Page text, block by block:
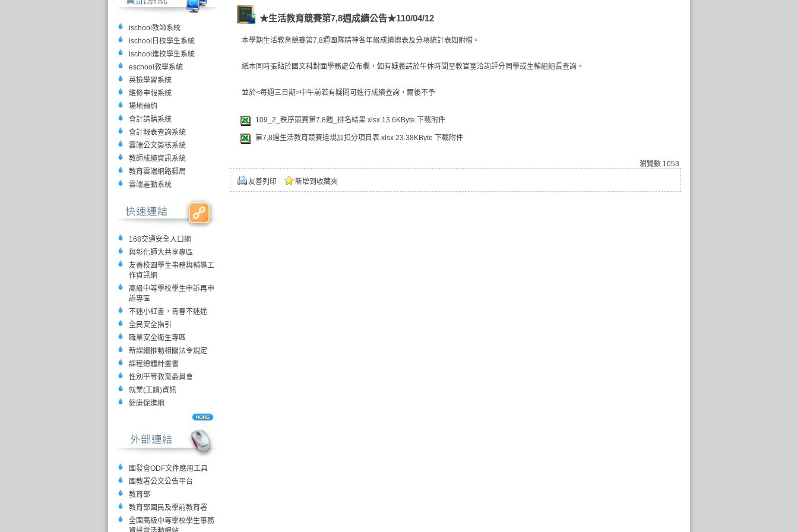
ischool教師系統
ischool日校學生系統
ischool進校學生系統
eschool教學系統
英檢學習系統
維修申報系統
場地預約
會計請購系統
會計報表查詢系統
雲端公文簽核系統
教師成績資訊系統
教育雲端網路郵局
雲端差勤系統
168交通安全入口網
與彰化師大共享專區
友善校園學生事務與輔導工
作資訊網
高級中等學校學生申訴再申
訴專區
不迷小紅書，青春不迷途
全民安全指引
職業安全衛生專區
新課綱推動相關法令規定
課程總體計畫書
性別平等教育委員會
就業(工讀)資訊
健康促進網
國發會ODF文件應用工具
國教署公文公告平台
教育部
教育部國民及學前教育署
全國高級中等學校學生事務
★生活教育競賽第7,8週成績公告★110/04/12
本學期生活教育競賽第7,8週團隊精神各年級成績總表及分項統計表如附檔。
紙本同時張貼於國文科對面學務處公布欄，如有疑義請於午休時間至教官室洽詢評分同學或生輔組組長查詢。
並於<每週三日期>中午前若有疑問可進行成績查詢，爾後不予
109_2_秩序競賽第7,8週_排名結果.xlsx 13.6KByte 下載附件
第7,8週生活教育競賽違規加扣分項目表.xlsx 23.38KByte 下載附件
瀏覽數 1053
友善列印 新增到收藏夾